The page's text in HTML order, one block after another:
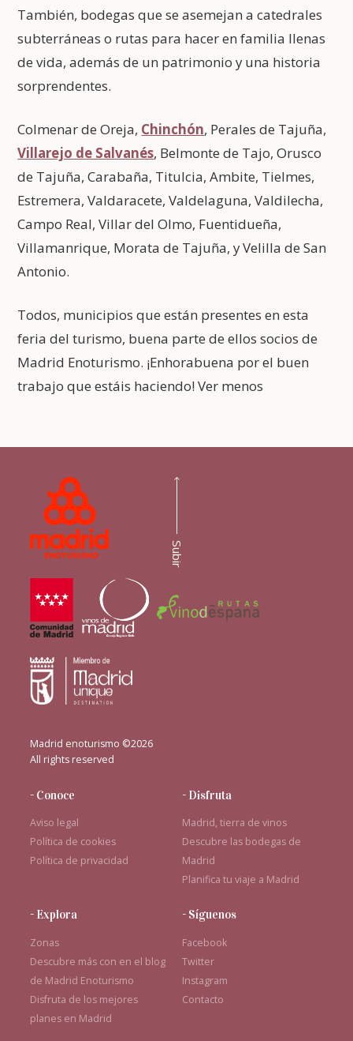
También, bodegas que se asemejan a catedrales
subterráneas o rutas para hacer en familia llenas
de vida, además de un patrimonio y una historia
sorprendentes.
Colmenar de Oreja, Chinchón, Perales de Tajuña,
Villarejo de Salvanés, Belmonte de Tajo, Orusco
de Tajuña, Carabaña, Titulcia, Ambite, Tielmes,
Estremera, Valdaracete, Valdelaguna, Valdilecha,
Campo Real, Villar del Olmo, Fuentidueña,
Villamanrique, Morata de Tajuña, y Velilla de San
Antonio.
Todos, municipios que están presentes en esta
feria del turismo, buena parte de ellos socios de
Madrid Enoturismo. ¡Enhorabuena por el buen
trabajo que estáis haciendo! Ver menos
Madrid enoturismo ©2026
All rights reserved
- Conoce
Aviso legal
Política de cookies
Política de privacidad
- Disfruta
Madrid, tierra de vinos
Descubre las bodegas de
Madrid
Planifica tu viaje a Madrid
- Explora
Zonas
Descubre más con en el blog
de Madrid Enoturismo
Disfruta de los mejores
planes en Madrid
- Síguenos
Facebook
Twitter
Instagram
Contacto
Subir